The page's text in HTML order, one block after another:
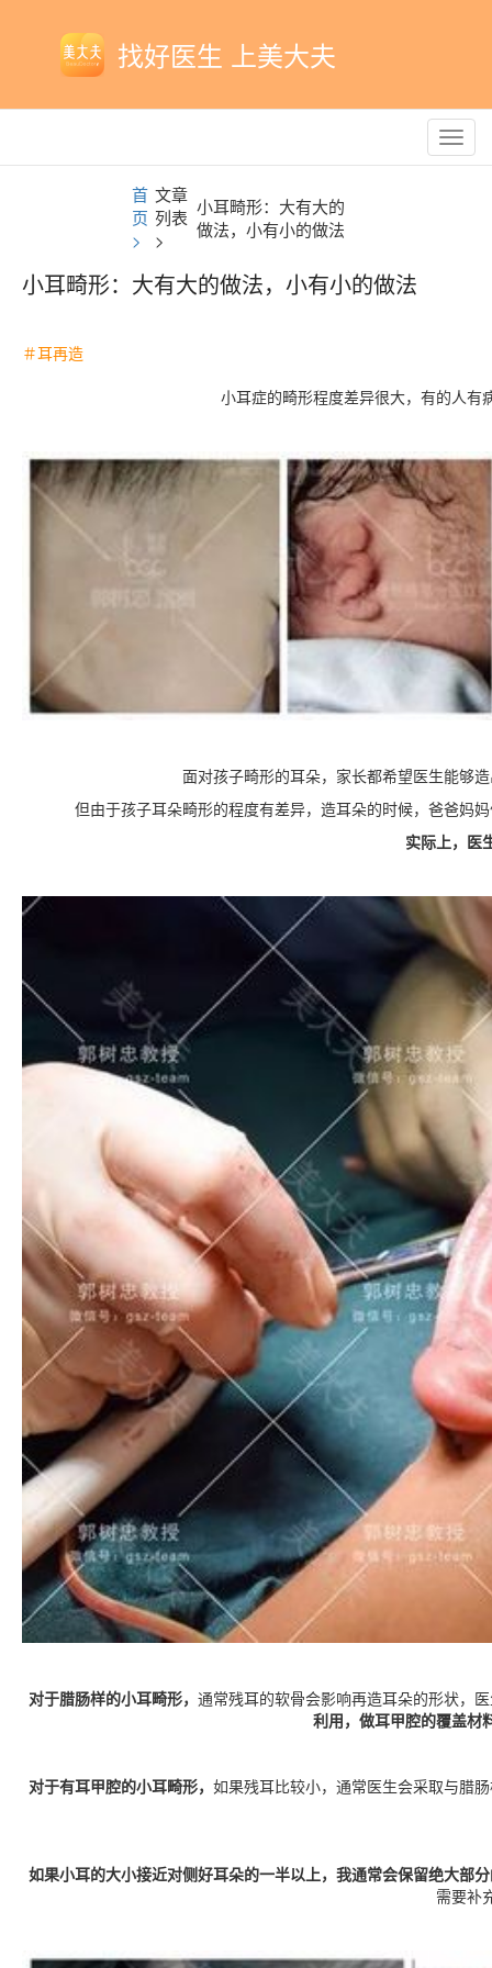
找好医生 上美大夫
首
页
>
文章
列表
>
小耳畸形：大有大的
做法，小有小的做法
小耳畸形：大有大的做法，小有小的做法
＃耳再造
小耳症的畸形程度差异很大，有的人有
面对孩子畸形的耳朵，家长都希望医生能够
但由于孩子耳朵畸形的程度有差异，造耳朵的时候，爸爸妈
实际上，医
对于腊肠样的小耳畸形， 通常残耳的软骨会影响再造耳朵的形状，
利用，做耳甲腔的覆盖材
对于有耳甲腔的小耳畸形， 如果残耳比较小，通常医生会采取与腊
如果小耳的大小接近对侧好耳朵的一半以上，我通常会保留绝大部
需要补